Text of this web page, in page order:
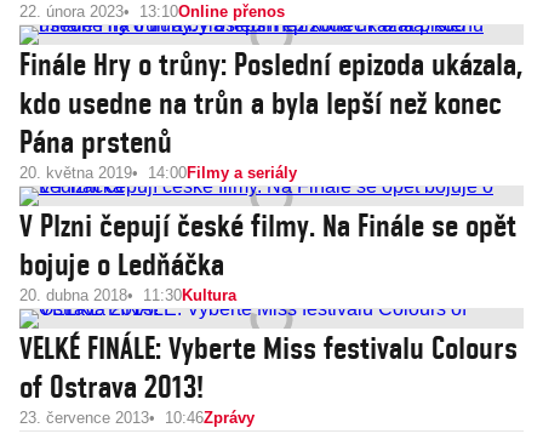
22. února 2023 13:10Online přenos
Finále Hry o trůny: Poslední epizoda ukázala,
kdo usedne na trůn a byla lepší než konec
Pána prstenů
20. května 2019 14:00Filmy a seriály
V Plzni čepují české filmy. Na Finále se opět
bojuje o Ledňáčka
20. dubna 2018 11:30Kultura
VELKÉ FINÁLE: Vyberte Miss festivalu Colours
of Ostrava 2013!
23. července 2013 10:46Zprávy